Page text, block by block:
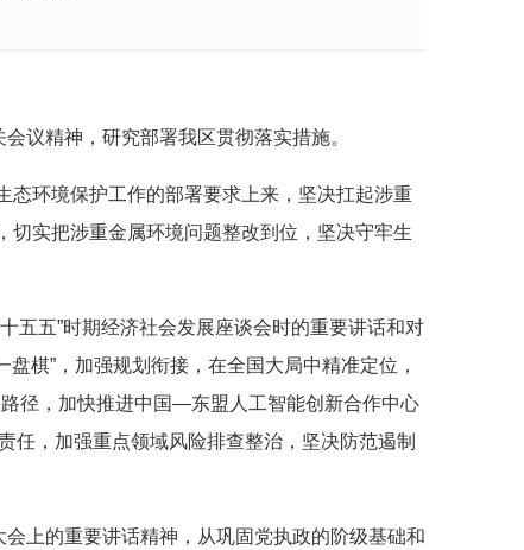
议精神，研究部署我区贯彻落实措施。
态环境保护工作的部署要求上来，坚决扛起涉重
实把涉重金属环境问题整改到位，坚决守牢生
五五”时期经济社会发展座谈会时的重要讲话和对
棋”，加强规划衔接，在全国大局中精准定位，
径，加快推进中国—东盟人工智能创新合作中心
任，加强重点领域风险排查整治，坚决防范遏制
上的重要讲话精神，从巩固党执政的阶级基础和